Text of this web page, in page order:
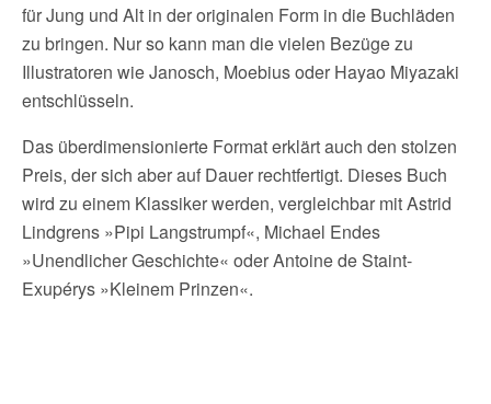
für Jung und Alt in der originalen Form in die Buchläden
zu bringen. Nur so kann man die vielen Bezüge zu
Illustratoren wie Janosch, Moebius oder Hayao Miyazaki
entschlüsseln.
Das überdimensionierte Format erklärt auch den stolzen
Preis, der sich aber auf Dauer rechtfertigt. Dieses Buch
wird zu einem Klassiker werden, vergleichbar mit Astrid
Lindgrens »Pipi Langstrumpf«, Michael Endes
»Unendlicher Geschichte« oder Antoine de Staint-
Exupérys »Kleinem Prinzen«.